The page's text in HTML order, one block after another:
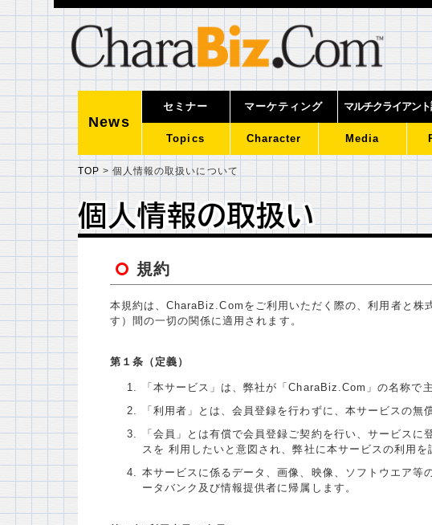
News
セミナー マーケティング マルチクライアン
Topics Character Media
TOP > 個人情報の取扱いについて
個人情報の取扱い
個人情報の取扱い
規約
本規約は、CharaBiz.Comをご利用いただく際の、利用者と株
す）間の一切の関係に適用されます。
第１条（定義）
「本サービス」は、弊社が「CharaBiz.Com」の名称で
「利用者」とは、会員登録を行わずに、本サービスの
「会員」とは有償で会員登録ご契約を行い、サービス
スを 利用したいと意図され、弊社に本サービスの利用を
本サービスに係るデータ、画像、映像、ソフトウエア
ータバンク及び情報提供者に帰属します。